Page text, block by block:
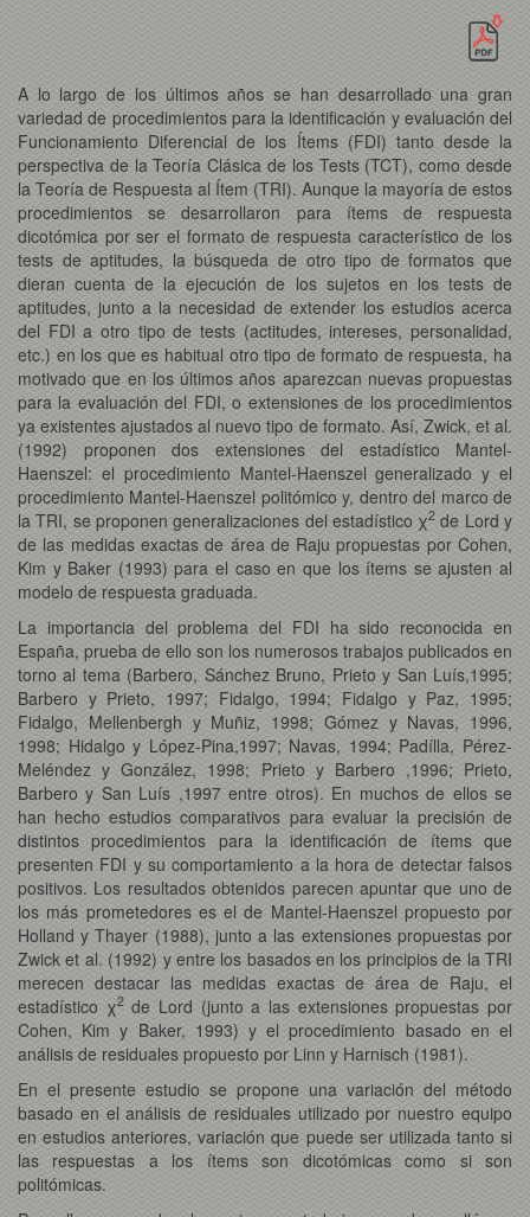
A lo largo de los últimos años se han desarrollado una gran
variedad de procedimientos para la identificación y evaluación del
Funcionamiento Diferencial de los Ítems (FDI) tanto desde la
perspectiva de la Teoría Clásica de los Tests (TCT), como desde
la Teoría de Respuesta al Ítem (TRI). Aunque la mayoría de estos
procedimientos se desarrollaron para ítems de respuesta
dicotómica por ser el formato de respuesta característico de los
tests de aptitudes, la búsqueda de otro tipo de formatos que
dieran cuenta de la ejecución de los sujetos en los tests de
aptitudes, junto a la necesidad de extender los estudios acerca
del FDI a otro tipo de tests (actitudes, intereses, personalidad,
etc.) en los que es habitual otro tipo de formato de respuesta, ha
motivado que en los últimos años aparezcan nuevas propuestas
para la evaluación del FDI, o extensiones de los procedimientos
ya existentes ajustados al nuevo tipo de formato. Así, Zwick, et al.
(1992) proponen dos extensiones del estadístico Mantel-
Haenszel: el procedimiento Mantel-Haenszel generalizado y el
procedimiento Mantel-Haenszel politómico y, dentro del marco de
la TRI, se proponen generalizaciones del estadístico χ2 de Lord y
de las medidas exactas de área de Raju propuestas por Cohen,
Kim y Baker (1993) para el caso en que los ítems se ajusten al
modelo de respuesta graduada.
La importancia del problema del FDI ha sido reconocida en
España, prueba de ello son los numerosos trabajos publicados en
torno al tema (Barbero, Sánchez Bruno, Prieto y San Luís,1995;
Barbero y Prieto, 1997; Fidalgo, 1994; Fidalgo y Paz, 1995;
Fidalgo, Mellenbergh y Muñiz, 1998; Gómez y Navas, 1996,
1998; Hidalgo y López-Pina,1997; Navas, 1994; Padílla, Pérez-
Meléndez y González, 1998; Prieto y Barbero ,1996; Prieto,
Barbero y San Luís ,1997 entre otros). En muchos de ellos se
han hecho estudios comparativos para evaluar la precisión de
distintos procedimientos para la identificación de ítems que
presenten FDI y su comportamiento a la hora de detectar falsos
positivos. Los resultados obtenidos parecen apuntar que uno de
los más prometedores es el de Mantel-Haenszel propuesto por
Holland y Thayer (1988), junto a las extensiones propuestas por
Zwick et al. (1992) y entre los basados en los principios de la TRI
merecen destacar las medidas exactas de área de Raju, el
estadístico χ2de Lord (junto a las extensiones propuestas por
Cohen, Kim y Baker, 1993) y el procedimiento basado en el
análisis de residuales propuesto por Linn y Harnisch (1981).
En el presente estudio se propone una variación del método
basado en el análisis de residuales utilizado por nuestro equipo
en estudios anteriores, variación que puede ser utilizada tanto si
las respuestas a los ítems son dicotómicas como si son
politómicas.